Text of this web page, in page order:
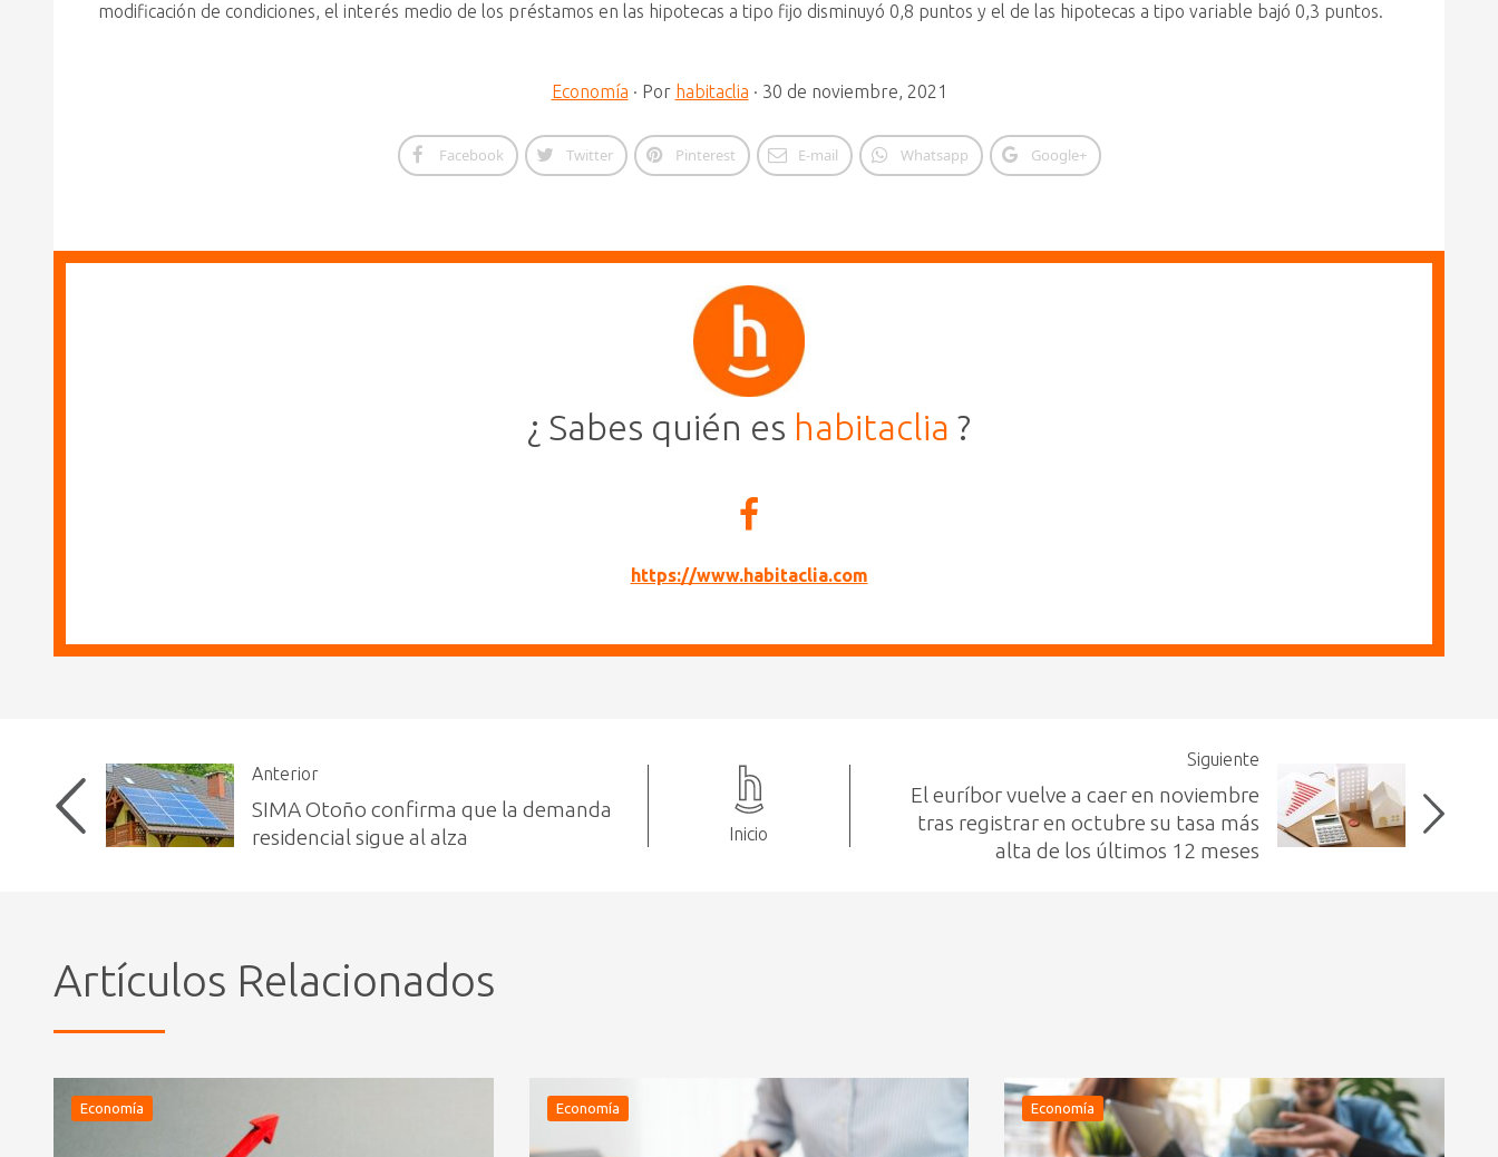
modificación de condiciones, el interés medio de los préstamos en las hipotecas a tipo fijo disminuyó 0,8 puntos y el de las hipotecas a tipo variable bajó 0,3 puntos.
Economía · Por habitaclia · 30 de noviembre, 2021
Facebook Twitter Pinterest E-mail Whatsapp Google+
¿ Sabes quién es habitaclia ?
https://www.habitaclia.com
Anterior
SIMA Otoño confirma que la demanda
residencial sigue al alza
Inicio
Siguiente
El euríbor vuelve a caer en noviembre
tras registrar en octubre su tasa más
alta de los últimos 12 meses
Artículos Relacionados
Economía Economía Economía